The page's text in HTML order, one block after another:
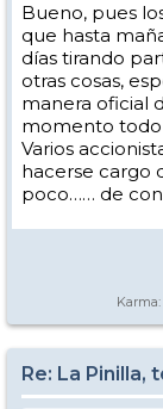
Bueno, pues
que hasta
días tirando
otras cosas,
manera oficial
momento
Varios
hacerse cargo
poco…… de
Karma:
Re: La Pinilla,